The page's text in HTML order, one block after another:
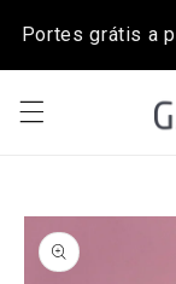
Portes grátis a
para o
conteúdo
informação
do produto